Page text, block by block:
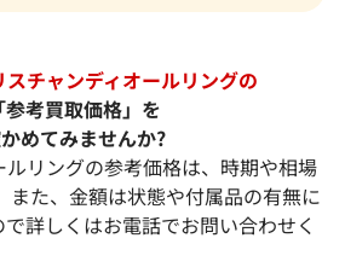
チャンディオールリングの
「参考買取価格」を
めてみませんか?
リングの参考価格は、時期や相場
また、金額は状態や付属品の有無に
詳しくはお電話でお問い合わせく